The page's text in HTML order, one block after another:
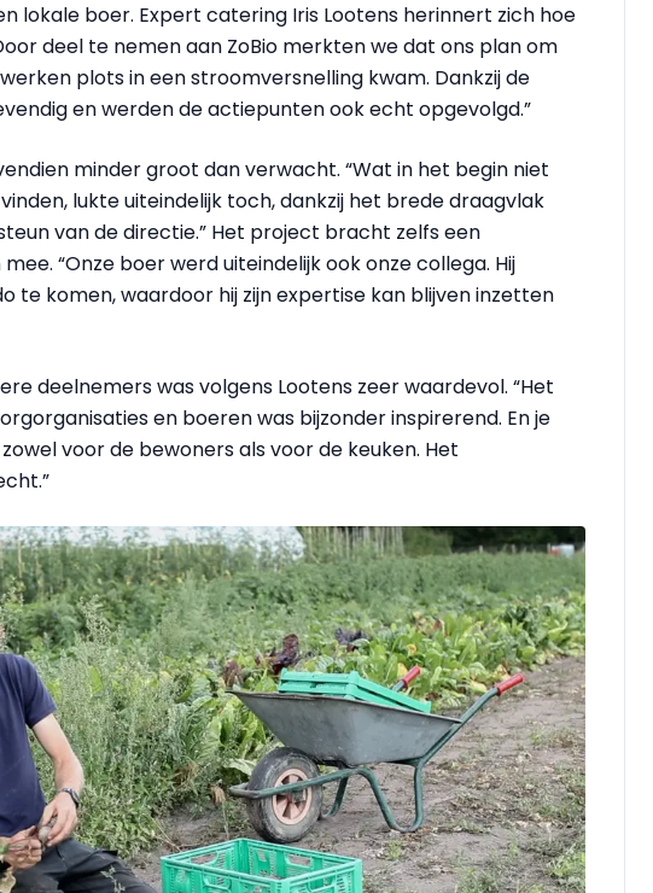
lokale boer. Expert catering Iris Lootens herinnert zich hoe
deel te nemen aan ZoBio merkten we dat ons plan om
plots in een stroomversnelling kwam. Dankzij de
en werden de actiepunten ook echt opgevolgd.”
minder groot dan verwacht. “Wat in het begin niet
lukte uiteindelijk toch, dankzij het brede draagvlak
van de directie.” Het project bracht zelfs een
“Onze boer werd uiteindelijk ook onze collega. Hij
te komen, waardoor hij zijn expertise kan blijven inzetten
deelnemers was volgens Lootens zeer waardevol. “Het
en boeren was bijzonder inspirerend. En je
voor de bewoners als voor de keuken. Het